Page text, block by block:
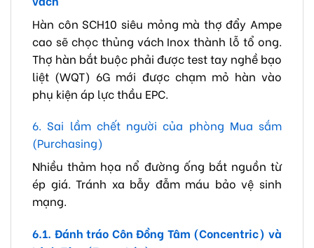
Hàn côn SCH10 siêu mỏng mà thợ đẩy Ampe
cao sẽ chọc thủng vách Inox thành lỗ tổ ong.
Thợ hàn bắt buộc phải được test tay nghề bạo
liệt (WQT) 6G mới được chạm mỏ hàn vào
phụ kiện áp lực thầu EPC.
6. Sai lầm chết người của phòng Mua sắm
(Purchasing)
Nhiều thảm họa nổ đường ống bắt nguồn từ
ép giá. Tránh xa bẫy đẫm máu bảo vệ sinh
mạng.
6.1. Đánh tráo Côn Đồng Tâm (Concentric) và